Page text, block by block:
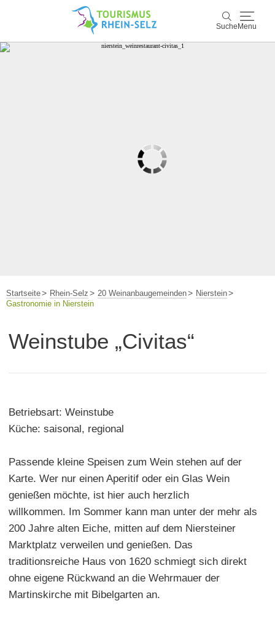
Suche Menu
Kultur & Events
Startseite Rhein-Selz 20 Weinanbaugemeinden
Nierstein
Gastronomie in Nierstein
Weinstube „Civitas“
Betriebsart: Weinstube
Küche: saisonal, regional
Passende kleine Speisen zum Wein stehen auf der
Karte. Wer nur einen Aperitif oder ein Glas Wein
genießen möchte, ist hier auch herzlich
willkommen. Im Sommer kann man unter der mehr als
200 Jahre alten Eiche, mitten auf dem Niersteiner
Marktplatz verweilen und genießen. Das
traditionsreiche Haus von 1620 schmiegt sich direkt
ohne eigene Rückwand an die Wehrmauer der
Martinskirche mit Bibelgarten an.